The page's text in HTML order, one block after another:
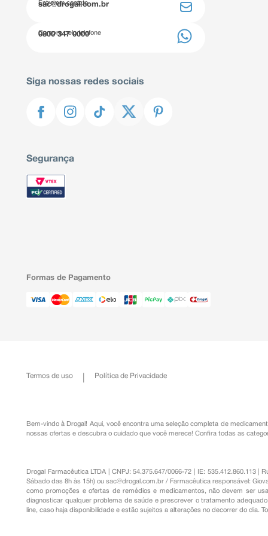
Entre em contato
sac@drogal.com.br
Compre pelo telefone
0800 347 0000
Siga nossas redes sociais
Segurança
Formas de Pagamento
Termos de uso Política de Privacidade
Bem-vindo à Drogal! Aqui, você encontra uma seleção completa de
nossas ofertas e descubra o cuidado que você merece! Confira todas as
Drogal Farmacêutica LTDA | CNPJ: 54.375.647/0066-72 | IE: 535.412.860.113
Sábado das 8h às 15h) ousac@drogal.com.br / Farmacêutica responsável:
como promoções e ofertas de remédios e medicamentos, não devem ser
diagnosticar qualquer problema de saúde e prescrever o tratamento
line, caso haja disponibilidade e estão sujeitos a alterações no decorrer do dia.